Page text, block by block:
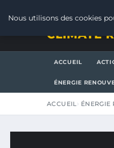
CLIMATE
ACCUEIL
ÉNERGIE
ACCUEIL ÉNERGIE
Nous utilisons des cookies